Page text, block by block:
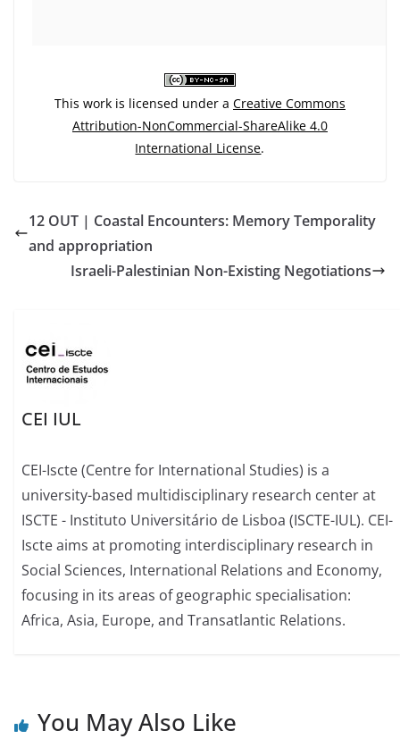
This work is licensed under a Creative Commons
Attribution-NonCommercial-ShareAlike 4.0
International License.
12 OUT | Coastal Encounters: Memory Temporality
and appropriation
Israeli-Palestinian Non-Existing Negotiations
CEI IUL
CEI-Iscte (Centre for International Studies) is a
university-based multidisciplinary research center at
ISCTE - Instituto Universitário de Lisboa (ISCTE-IUL). CEI-
Iscte aims at promoting interdisciplinary research in
Social Sciences, International Relations and Economy,
focusing in its areas of geographic specialisation:
Africa, Asia, Europe, and Transatlantic Relations.
You May Also Like